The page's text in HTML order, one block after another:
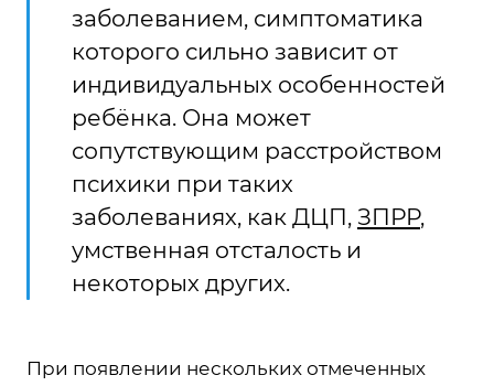
заболеванием, симптоматика
которого сильно зависит от
индивидуальных особенностей
ребёнка. Она может
сопутствующим расстройством
психики при таких
заболеваниях, как ДЦП, ЗПРР,
умственная отсталость и
некоторых других.
При появлении нескольких отмеченных